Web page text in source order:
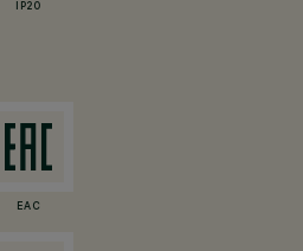
IP20
EAC